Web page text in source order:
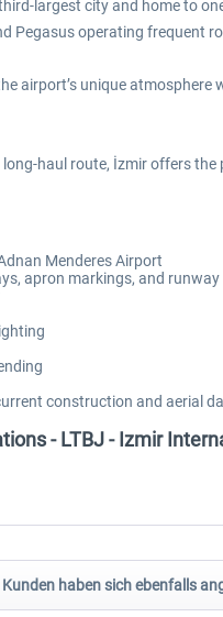
largest city and home to
Pegasus operating frequent
airport’s unique
haul route, İzmir offers
Menderes Airport
apron markings, and runway
construction and aerial
- LTBJ - Izmir
Kunden haben sich ebenfalls